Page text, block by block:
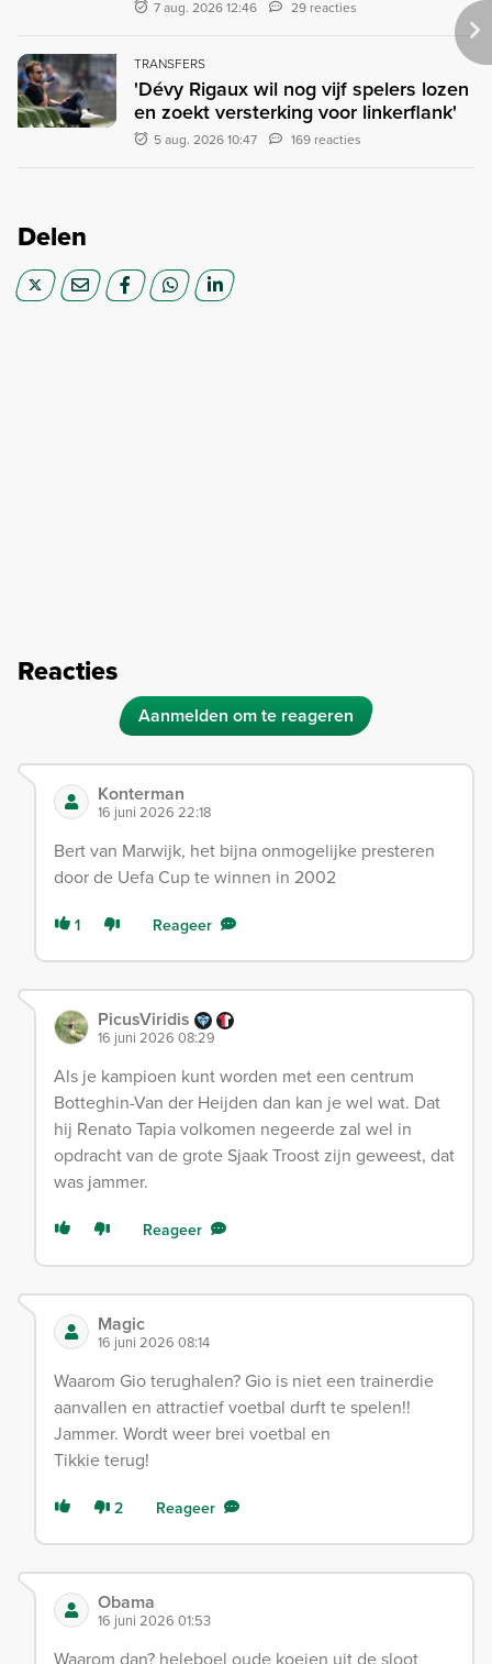
7 aug. 2026 12:46 29 reacties
TRANSFERS
'Dévy Rigaux wil nog vijf spelers lozen
en zoekt versterking voor linkerflank'
5 aug. 2026 10:47 169 reacties
Delen
Reacties
Aanmelden om te reageren
Konterman
16 juni 2026 22:18
Bert van Marwijk, het bijna onmogelijke presteren
door de Uefa Cup te winnen in 2002
1 Reageer
PicusViridis
16 juni 2026 08:29
Als je kampioen kunt worden met een centrum
Botteghin-Van der Heijden dan kan je wel wat. Dat
hij Renato Tapia volkomen negeerde zal wel in
opdracht van de grote Sjaak Troost zijn geweest, dat
was jammer.
Reageer
Magic
16 juni 2026 08:14
Waarom Gio terughalen? Gio is niet een trainerdie
aanvallen en attractief voetbal durft te spelen!!
Jammer. Wordt weer brei voetbal en
Tikkie terug!
2 Reageer
Obama
16 juni 2026 01:53